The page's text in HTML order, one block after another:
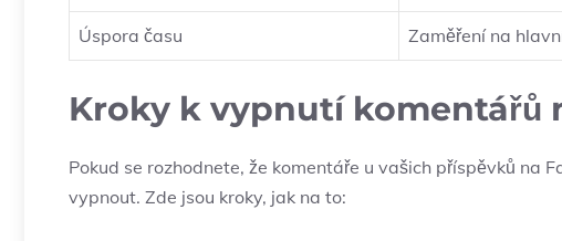
Úspora času Zaměření na
Kroky k vypnutí komentářů
Pokud se rozhodnete, že komentáře u vašich příspěvků na
vypnout. Zde jsou kroky, jak na to: